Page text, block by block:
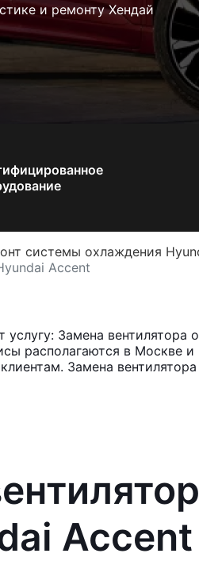
и ремонту Хендай
системы охлаждения
Accent
Замена вентилятора
располагаются в
Замена
Accent